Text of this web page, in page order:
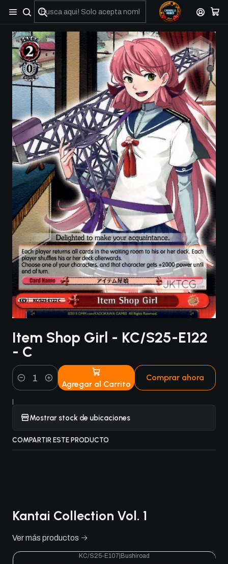
No olviden reportar sus depositos y transferencias por Whatsapp
Item Shop Girl - KC/S25-E122
- C
Cantidad Agregar al Carrito
Comprar ahora
|
Mostrar stock de ubicaciones
COMPARTIR ESTE PRODUCTO
Kantai Collection Vol. 1
Ver más productos
KC/S25-E107| Bushiroad